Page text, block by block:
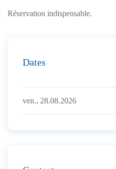
Réservation indispensable.
Dates
ven., 28.08.2026